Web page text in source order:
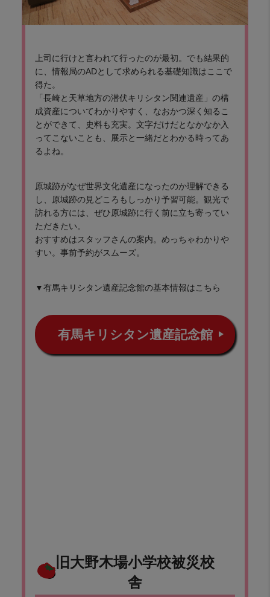
上司に行けと言われて行ったのが最初。でも結果的
に、情報局のADとして求められる基礎知識はここで
得た。
「長崎と天草地方の潜伏キリシタン関連遺産」の構
成資産についてわかりやすく、なおかつ深く知るこ
とができて、史料も充実。文字だけだとなかなか入
ってこないことも、展示と一緒だとわかる時ってあ
るよね。
原城跡がなぜ世界文化遺産になったのか理解できる
し、原城跡の見どころもしっかり予習可能。観光で
訪れる方には、ぜひ原城跡に行く前に立ち寄ってい
ただきたい。
おすすめはスタッフさんの案内。めっちゃわかりや
すい。事前予約がスムーズ。
▼有馬キリシタン遺産記念館の基本情報はこちら
有馬キリシタン遺産記念館
旧大野木場小学校被災校
舎